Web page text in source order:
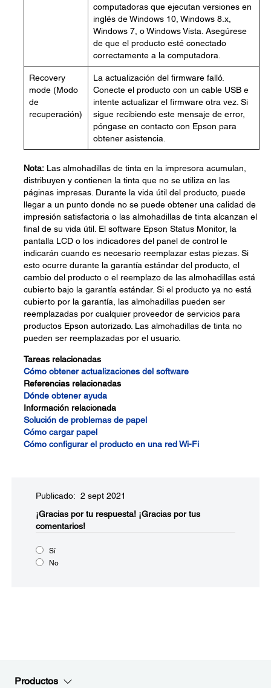
computadoras que ejecutan versiones en
inglés de Windows 10, Windows 8.x,
Windows 7, o Windows Vista. Asegúrese
de que el producto esté conectado
correctamente a la computadora.
Recovery
mode (Modo
de
recuperación)
La actualización del firmware falló.
Conecte el producto con un cable USB e
intente actualizar el firmware otra vez. Si
sigue recibiendo este mensaje de error,
póngase en contacto con Epson para
obtener asistencia.
Nota: Las almohadillas de tinta en la impresora acumulan,
distribuyen y contienen la tinta que no se utiliza en las
páginas impresas. Durante la vida útil del producto, puede
llegar a un punto donde no se puede obtener una calidad de
impresión satisfactoria o las almohadillas de tinta alcanzan el
final de su vida útil. El software Epson Status Monitor, la
pantalla LCD o los indicadores del panel de control le
indicarán cuando es necesario reemplazar estas piezas. Si
esto ocurre durante la garantía estándar del producto, el
cambio del producto o el reemplazo de las almohadillas está
cubierto bajo la garantía estándar. Si el producto ya no está
cubierto por la garantía, las almohadillas pueden ser
reemplazadas por cualquier proveedor de servicios para
productos Epson autorizado. Las almohadillas de tinta no
pueden ser reemplazadas por el usuario.
Tareas relacionadas
Cómo obtener actualizaciones del software
Referencias relacionadas
Dónde obtener ayuda
Información relacionada
Solución de problemas de papel
Cómo cargar papel
Cómo configurar el producto en una red Wi-Fi
Publicado: 2 sept 2021
¡Gracias por tu respuesta! ¡Gracias por tus
comentarios!
Sí
No
Productos